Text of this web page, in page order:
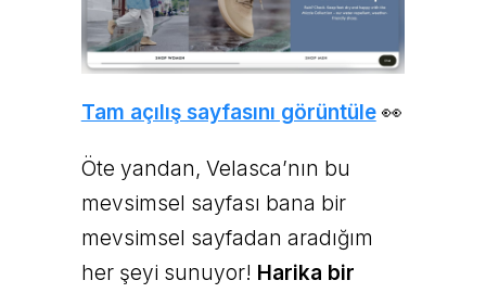
Tam açılış sayfasını görüntüle👀
Öte yandan, Velasca’nın bu
mevsimsel sayfası bana bir
mevsimsel sayfadan aradığım
her şeyi sunuyor! Harika bir